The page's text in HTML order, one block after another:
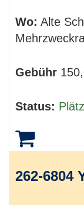
Wo: Alte
Gebühr
Status:
262-6804